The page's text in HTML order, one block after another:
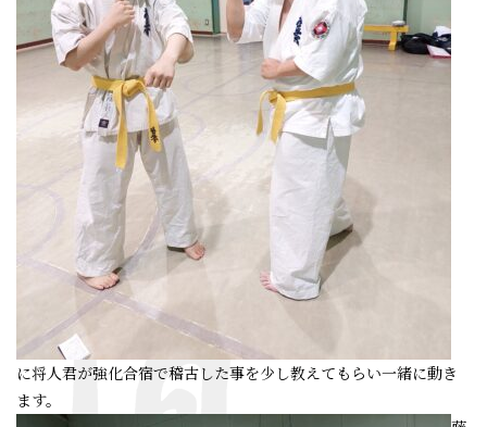
に将人君が強化合宿で稽古した事を少し教えてもらい一緒に動き
ます。